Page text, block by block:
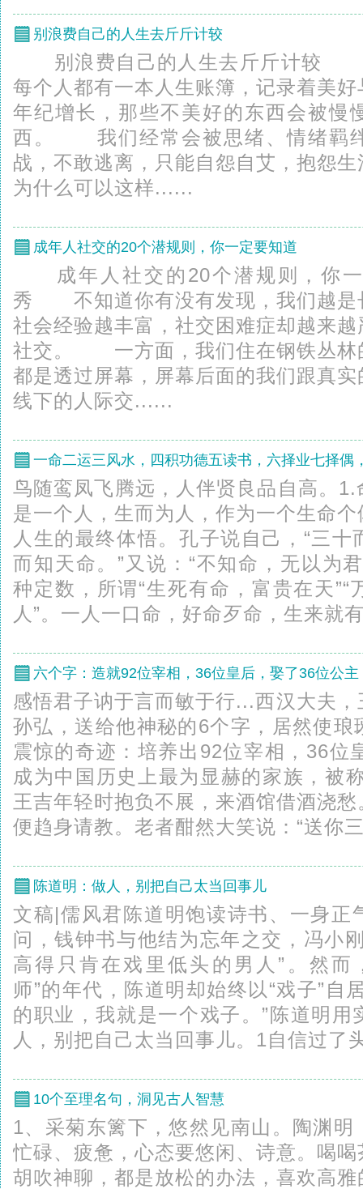
别浪费自己的人生去斤斤计较
别浪费自己的人生去斤斤
每个人都有一本人生账簿，记录着美
年纪增长，那些不美好的东西会被慢
西。 我们经常会被思绪、情绪羁
战，不敢逃离，只能自怨自艾，抱怨
为什么可以这样......
成年人社交的20个潜规则，你一定要知道
成年人社交的20个潜规则，你
秀 不知道你有没有发现，我们越是
社会经验越丰富，社交困难症却越来
社交。 一方面，我们住在钢铁丛林
都是透过屏幕，屏幕后面的我们跟真
线下的人际交......
鸟随鸾凤飞腾远，人伴贤良品自高。
是一个人，生而为人，作为一个生命
人生的最终体悟。孔子说自己，“三
而知天命。”又说：“不知命，无以为
种定数，所谓“生死有命，富贵在天
人”。一人一口命，好命歹命，生来就
六个字：造就92位宰相，36位皇后，娶了36位公主
感悟君子讷于言而敏于行...西汉大夫
孙弘，送给他神秘的6个字，居然使琅
震惊的奇迹：培养出92位宰相，36位
成为中国历史上最为显赫的家族，被
王吉年轻时抱负不展，来酒馆借酒浇
便趋身请教。老者酣然大笑说：“送你
陈道明：做人，别把自己太当回事儿
文稿|儒风君陈道明饱读诗书、一身正
问，钱钟书与他结为忘年之交，冯小
高得只肯在戏里低头的男人”。然而
师”的年代，陈道明却始终以“戏子”自
的职业，我就是一个戏子。”陈道明用
人，别把自己太当回事儿。1自信过了
10个至理名句，洞见古人智慧
1、采菊东篱下，悠然见南山。陶渊
忙碌、疲惫，心态要悠闲、诗意。喝
胡吹神聊，都是放松的办法，喜欢高